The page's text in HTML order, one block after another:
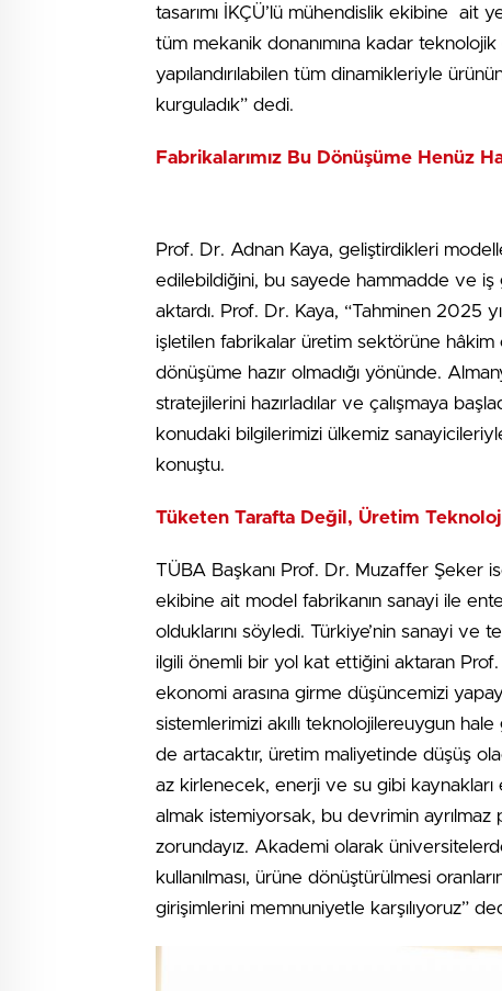
tasarımı İKÇÜ’lü mühendislik ekibine ait
tüm mekanik donanımına kadar
yapılandırılabilen tüm dinamikleriyle
kurguladık” dedi.
Fabrikalarımız Bu Dönüşüme Henüz
Prof. Dr. Adnan Kaya, geliştirdikleri
edilebildiğini, bu sayede hammadde ve iş
aktardı. Prof. Dr. Kaya, “Tahminen 2025
işletilen fabrikalar üretim sektörüne hâkim
dönüşüme hazır olmadığı yönünde.
stratejilerini hazırladılar ve çalışmaya
konudaki bilgilerimizi ülkemiz
konuştu.
Tüketen Tarafta Değil, Üretim
TÜBA Başkanı Prof. Dr. Muzaffer Şeker
ekibine ait model fabrikanın sanayi ile
olduklarını söyledi. Türkiye’nin sanayi
ilgili önemli bir yol kat ettiğini aktaran
ekonomi arasına girme düşüncemizi
sistemlerimizi akıllı teknolojilereuygun
de artacaktır, üretim maliyetinde düşüş
az kirlenecek, enerji ve su gibi kaynakları
almak istemiyorsak, bu devrimin ayrılmaz
zorundayız. Akademi olarak
kullanılması, ürüne dönüştürülmesi
girişimlerini memnuniyetle karşılıyoruz”